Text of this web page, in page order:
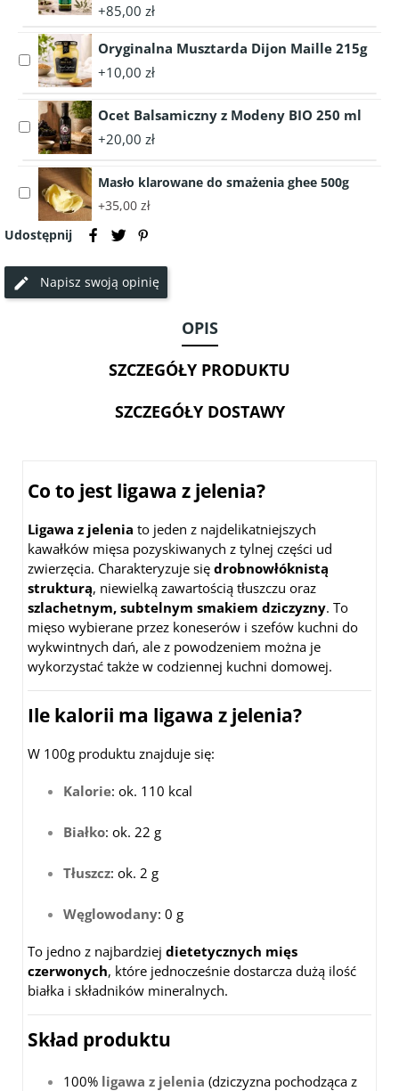
40g
1050g
accessory
Oliwa
Oliwek
LUGLIO
litr
Włochy
+85,00 zł
Select
accessory
Oryginalna
Musztarda
Dijon
Maille
215g
Oryginalna Musztarda Dijon Maille 215g
+10,00 zł
Select
accessory
Ocet
Balsamiczny
Modeny
BIO
ml
Ocet Balsamiczny z Modeny BIO 250 ml
+20,00 zł
Select
accessory
Masło
do
smażenia
ghee
Masło klarowane do smażenia ghee 500g
+35,00 zł
Udostępnij
Napisz swoją opinię
OPIS
SZCZEGÓŁY PRODUKTU
SZCZEGÓŁY DOSTAWY
Co to jest ligawa z jelenia?
Ligawa z jelenia to jeden z najdelikatniejszych
kawałków mięsa pozyskiwanych z tylnej części ud
zwierzęcia. Charakteryzuje się drobnowłóknistą
strukturą, niewielką zawartością tłuszczu oraz
szlachetnym, subtelnym smakiem dziczyzny. To
mięso wybierane przez koneserów i szefów kuchni do
wykwintnych dań, ale z powodzeniem można je
wykorzystać także w codziennej kuchni domowej.
Ile kalorii ma ligawa z jelenia?
W 100g produktu znajduje się:
Kalorie: ok. 110 kcal
Białko: ok. 22 g
Tłuszcz: ok. 2 g
Węglowodany: 0 g
To jedno z najbardziej dietetycznych mięs
czerwonych, które jednocześnie dostarcza dużą ilość
białka i składników mineralnych.
Skład produktu
100% ligawa z jelenia (dziczyzna pochodząca z